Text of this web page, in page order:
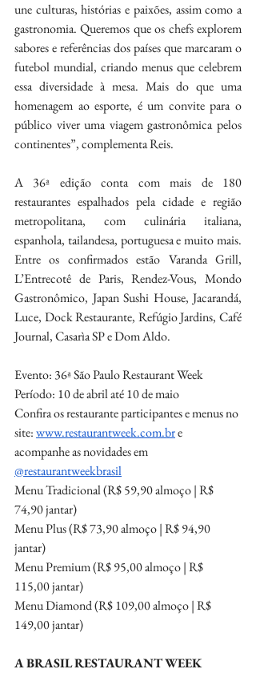
une culturas, histórias e paixões, assim como a
gastronomia. Queremos que os chefs explorem
sabores e referências dos países que marcaram o
futebol mundial, criando menus que celebrem
essa diversidade à mesa. Mais do que uma
homenagem ao esporte, é um convite para o
público viver uma viagem gastronômica pelos
continentes”, complementa Reis.
A 36ª edição conta com mais de 180
restaurantes espalhados pela cidade e região
metropolitana, com culinária italiana,
espanhola, tailandesa, portuguesa e muito mais.
Entre os confirmados estão Varanda Grill,
L’Entrecotê de Paris, Rendez-Vous, Mondo
Gastronômico, Japan Sushi House, Jacarandá,
Luce, Dock Restaurante, Refúgio Jardins, Café
Journal, Casarìa SP e Dom Aldo.
Evento: 36ª São Paulo Restaurant Week
Período: 10 de abril até 10 de maio
Confira os restaurante participantes e menus no
site: www.restaurantweek.com.br e
acompanhe as novidades em
@restaurantweekbrasil
Menu Tradicional (R$ 59,90 almoço | R$
74,90 jantar)
Menu Plus (R$ 73,90 almoço | R$ 94,90
jantar)
Menu Premium (R$ 95,00 almoço | R$
115,00 jantar)
Menu Diamond (R$ 109,00 almoço | R$
149,00 jantar)
A BRASIL RESTAURANT WEEK